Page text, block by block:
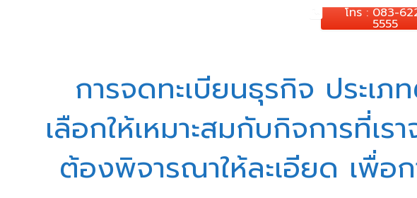
โทร : 083-
5555
การจดทะเบียนธุรกิจ ประเ
เลือกให้เหมาะสมกับกิจการที่เรา
ต้องพิจารณาให้ละเอียด เพื่อ